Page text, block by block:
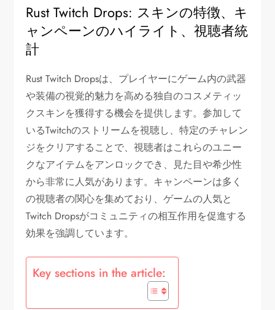
Rust Twitch Drops: スキンの特徴、キ
ャンペーンのハイライト、視聴者統
計
Rust Twitch Dropsは、プレイヤーにゲーム内の武器
や装備の視覚的魅力を高める独自のコスメティッ
クスキンを獲得する機会を提供します。参加して
いるTwitchのストリームを視聴し、特定のチャレン
ジをクリアすることで、視聴者はこれらのユニー
クなアイテムをアンロックでき、見た目や希少性
から非常に人気があります。キャンペーンは多く
の視聴者の関心を集めており、ゲームの人気と
Twitch Dropsがコミュニティの相互作用を促進する
効果を強調しています。
Key sections in the article: